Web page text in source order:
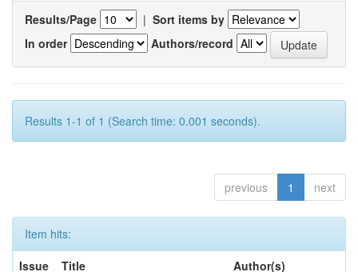
Results/Page | Sort items by
In order
Authors/record
Results 1-1 of 1 (Search time: 0.001 seconds).
previous 1 next
Item hits:
Issue
Title Author(s)